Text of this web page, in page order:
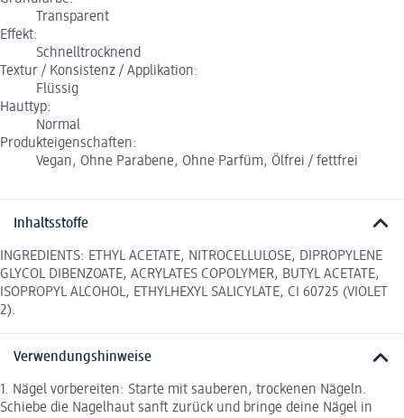
Transparent
Effekt:
Schnelltrocknend
Textur / Konsistenz / Applikation:
Flüssig
Hauttyp:
Normal
Produkteigenschaften:
Vegan, Ohne Parabene, Ohne Parfüm, Ölfrei / fettfrei
Inhaltsstoffe
INGREDIENTS: ETHYL ACETATE, NITROCELLULOSE, DIPROPYLENE
GLYCOL DIBENZOATE, ACRYLATES COPOLYMER, BUTYL ACETATE,
ISOPROPYL ALCOHOL, ETHYLHEXYL SALICYLATE, CI 60725 (VIOLET
2).
Verwendungshinweise
1. Nägel vorbereiten: Starte mit sauberen, trockenen Nägeln.
Schiebe die Nagelhaut sanft zurück und bringe deine Nägel in